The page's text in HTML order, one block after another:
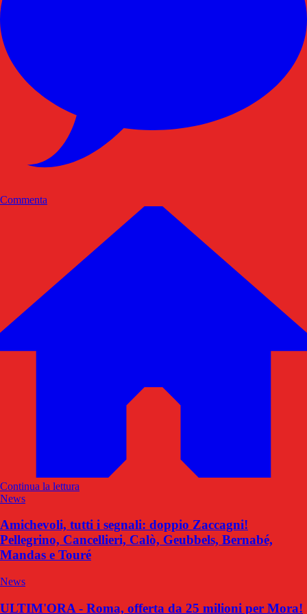
Commenta
Continua la lettura
News
Amichevoli, tutti i segnali: doppio Zaccagni!
Pellegrino, Cancellieri, Calò, Geubbels, Bernabé,
Mandas e Touré
News
ULTIM'ORA - Roma, offerta da 25 milioni per Mora!